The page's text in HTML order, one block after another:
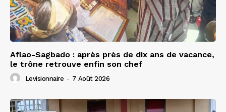
Aflao-Sagbado : après près de dix ans de vacance,
le trône retrouve enfin son chef
Levisionnaire - 7 Août 2026